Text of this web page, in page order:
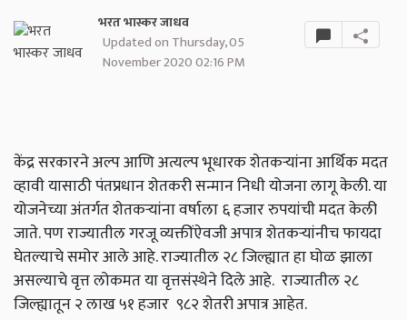
भरत भास्कर जाधव
Updated on Thursday, 05
November 2020 02:16 PM
केंद्र सरकारने अल्प आणि अत्यल्प भूधारक शेतकऱ्यांना आर्थिक मदत
व्हावी यासाठी पंतप्रधान शेतकरी सन्मान निधी योजना लागू केली. या
योजनेच्या अंतर्गत शेतकऱ्यांना वर्षाला ६ हजार रुपयांची मदत केली
जाते. पण राज्यातील गरजू व्यक्तींऐवजी अपात्र शेतकऱ्यांनीच फायदा
घेतल्याचे समोर आले आहे. राज्यातील २८ जिल्ह्यात हा घोळ झाला
असल्याचे वृत्त लोकमत या वृत्तसंस्थेने दिले आहे. राज्यातील २८
जिल्ह्यातून २ लाख ५१ हजार ९८२ शेतरी अपात्र आहेत.